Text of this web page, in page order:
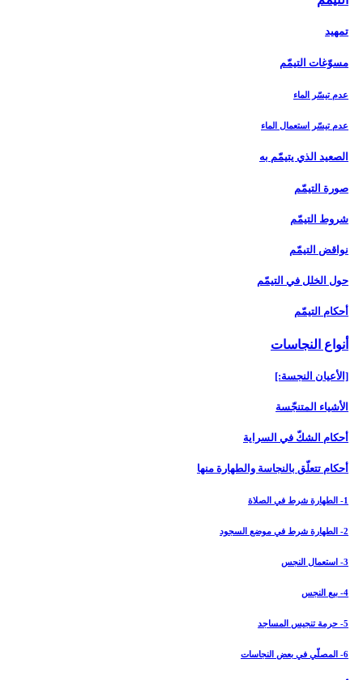
تمهيد
مسوّغات التيمّم
عدم تيسّر الماء
عدم تيسّر استعمال الماء
الصعيد الذي يتيمّم به
صورة التيمّم
شروط التيمّم
نواقض التيمّم
حول الخلل في التيمّم
أحكام التيمّم
أنواع النجاسات‏
[الأعيان النجسة:]
الأشياء المتنجّسة
أحكام الشكّ في السراية
أحكام تتعلّق بالنجاسة والطهارة منها
1- الطهارة شرط في الصلاة
2- الطهارة شرط في موضع السجود
3- استعمال النجس
4- بيع النجس
5- حرمة تنجيس المساجد
6- المصلّي في بعض النجاسات